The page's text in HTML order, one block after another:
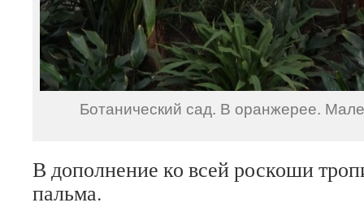
Ботанический сад. В оранжерее.
В дополнение ко всей роскоши
пальма.